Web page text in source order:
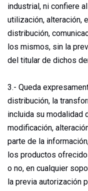
industrial, ni confiere
utilización, alteración,
distribución,
los mismos, sin la
del titular de dichos
3.- Queda
distribución, la
incluida su modalidad
modificación,
parte de la
los productos
o no, en cualquier
la previa autorización